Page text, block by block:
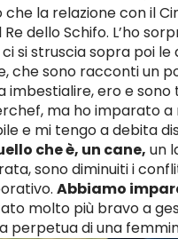
la relazione con il
Re dello Schifo. L’ho
si struscia sopra poi le
che sono racconti un
imbestialire, ero e
ma ho imparato a
e mi tengo a debita
che è, un cane, un
sono diminuiti i
Abbiamo
molto più bravo a
perpetua di una